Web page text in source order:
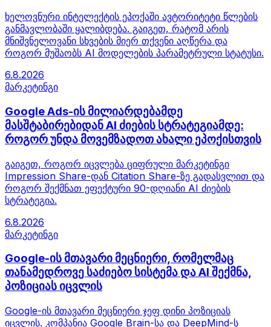
ხელოვნური ინტელექტის ეპოქაში ავტორიტეტი წლების
განმავლობაში ყალიბდება. გაიგეთ, რატომ არის
მნიშვნელოვანი სხვების მიერ თქვენი აღწერა და
როგორ მუშაობს AI მოდელების პარამეტრული სტატუსი.
6.8.2026
მარკეტინგი
Google Ads-ის მილიარდებამდე
მასშტაბირებიდან AI ძიების სტრატეგიამდე:
როგორ უნდა მოვემზადოთ ახალი ეპოქისთვის
გაიგეთ, როგორ იცვლება ციფრული მარკეტინგი
Impression Share-დან Citation Share-ზე გადასვლით და
როგორ შექმნათ ეფექტური 90-დღიანი AI ძიების
სტრატეგია.
6.8.2026
მარკეტინგი
Google-ის მთავარი მეცნიერი, რომელმაც
თანამედროვე საძიებო სისტემა და AI შექმნა,
პოზიციას იცვლის
Google-ის მთავარი მეცნიერი ჯეფ დინი პოზიციას
იცვლის. კომპანია Google Brain-სა და DeepMind-ს